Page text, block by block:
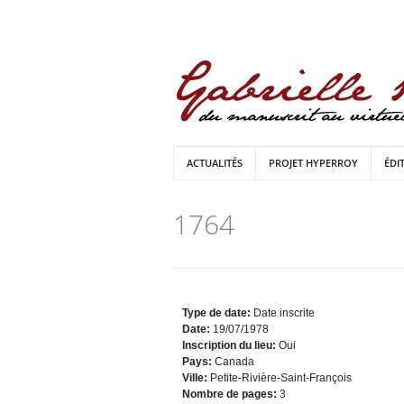
ACTUALITÉS PROJET HYPERROY
1764
Type de date: Date inscrite
Date: 19/07/1978
Inscription du lieu: Oui
Pays: Canada
Ville: Petite-Rivière-Saint-François
Nombre de pages: 3